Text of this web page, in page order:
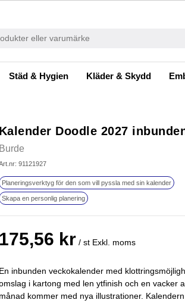
Städ & Hygien Kläder & Skydd
Kalender Doodle 2027
Burde
91121927
Planeringsverktyg för den som vill pyssla med sin kalender
Skapa en personlig planering
175,56 kr / st Exkl. moms
En inbunden veckokalender med
i kartong med len ytfinish och en vacker
månad kommer med nya illustrationer.